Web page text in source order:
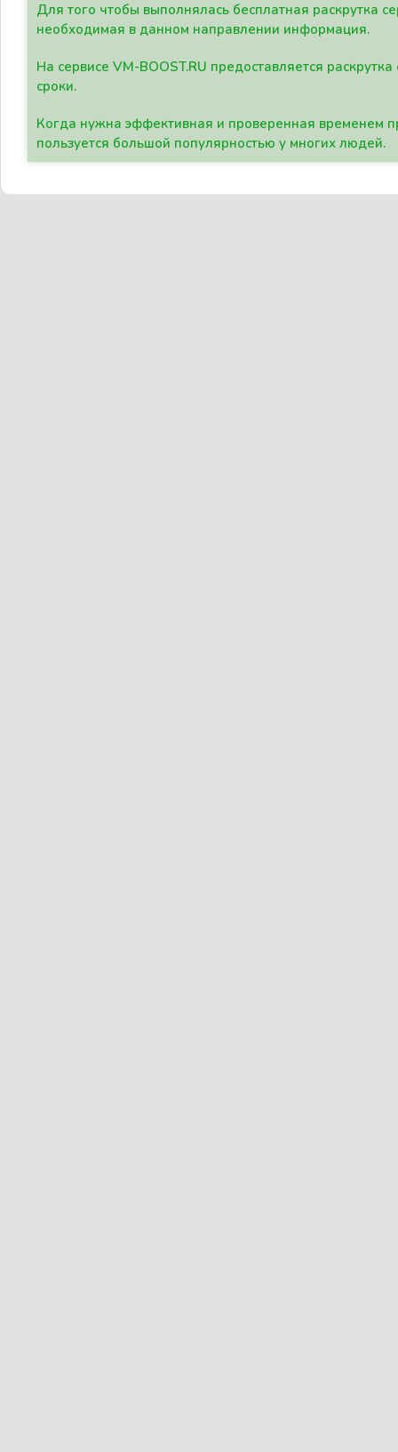
Для того чтобы выполнялась бесплатная раскрутка
необходимая в данном направлении информация.
На сервисе VM-BOOST.RU предоставляется
сроки.
Когда нужна эффективная и проверенная временем
пользуется большой популярностью у многих людей.